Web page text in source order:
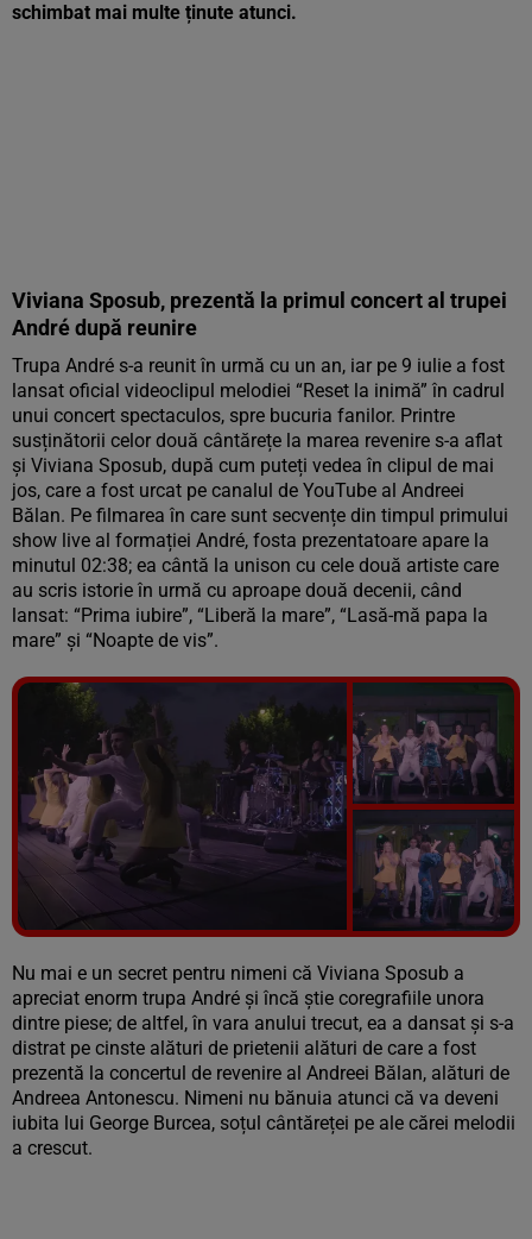
schimbat mai multe ținute atunci.
Viviana Sposub, prezentă la primul concert al trupei
André după reunire
Trupa André s-a reunit în urmă cu un an, iar pe 9 iulie a fost
lansat oficial videoclipul melodiei “Reset la inimă” în cadrul
unui concert spectaculos, spre bucuria fanilor. Printre
susținătorii celor două cântărețe la marea revenire s-a aflat
și Viviana Sposub, după cum puteți vedea în clipul de mai
jos, care a fost urcat pe canalul de YouTube al Andreei
Bălan. Pe filmarea în care sunt secvențe din timpul primului
show live al formației André, fosta prezentatoare apare la
minutul 02:38; ea cântă la unison cu cele două artiste care
au scris istorie în urmă cu aproape două decenii, când
lansat: “Prima iubire”, “Liberă la mare”, “Lasă-mă papa la
mare” și “Noapte de vis”.
Vezi galeria foto
11 poze
Nu mai e un secret pentru nimeni că Viviana Sposub a
apreciat enorm trupa André și încă știe coregrafiile unora
dintre piese; de altfel, în vara anului trecut, ea a dansat și s-a
distrat pe cinste alături de prietenii alături de care a fost
prezentă la concertul de revenire al Andreei Bălan, alături de
Andreea Antonescu. Nimeni nu bănuia atunci că va deveni
iubita lui George Burcea, soțul cântăreței pe ale cărei melodii
a crescut.